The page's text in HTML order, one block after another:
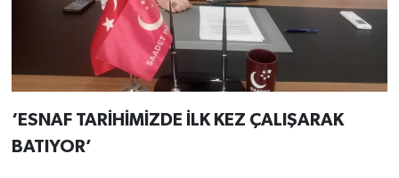
‘ESNAF TARİHİMİZDE İLK KEZ ÇALIŞARAK
BATIYOR’